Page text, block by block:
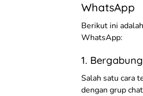
WhatsApp
Berikut ini
WhatsApp:
1.
Salah satu cara
dengan grup